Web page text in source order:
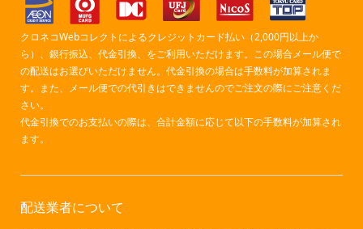
クロネコWebコレクトによるクレジットカード払い（2,000円以上か
ら）、銀行振込、代金引換、をご利用いただけます。この場合メール便で
の配送はお選びいただけません。代金引換の場合は手数料が加算されま
す。また、メール便での代引きはできませんのでご注文の際にご注意くだ
さい。
代金引換でのお支払いの際は、合計金額に応じて以下の手数料が加算され
ます。
配送業者について